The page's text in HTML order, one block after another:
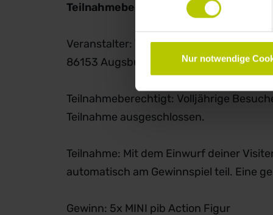
Nur notwendige
Teilnahmebedingungen
Veranstalter: TEAM23 GmbH, Beim
86153 Augsburg
Teilnahmeberechtigt: Volljährige
Teilnahme ausgeschlossen.
Teilnahme: Mit dem Einwurf deiner
automatisch am Gewinnspiel teil. Eine
Gewinn: 5x MINI pib Action Figur